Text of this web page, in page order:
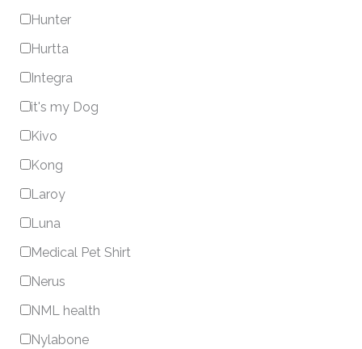
Hunter
Hurtta
Integra
it's my Dog
Kivo
Kong
Laroy
Luna
Medical Pet Shirt
Nerus
NML health
Nylabone